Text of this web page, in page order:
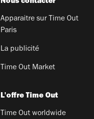
Apparaitre sur Time Out
Paris
La publicité
Time Out Market
L'offre Time Out
Time Out worldwide